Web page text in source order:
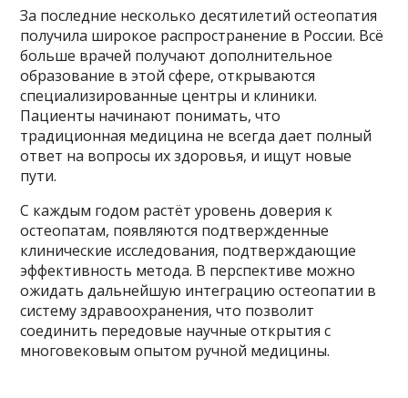
За последние несколько десятилетий остеопатия
получила широкое распространение в России. Всё
больше врачей получают дополнительное
образование в этой сфере, открываются
специализированные центры и клиники.
Пациенты начинают понимать, что
традиционная медицина не всегда дает полный
ответ на вопросы их здоровья, и ищут новые
пути.
С каждым годом растёт уровень доверия к
остеопатам, появляются подтвержденные
клинические исследования, подтверждающие
эффективность метода. В перспективе можно
ожидать дальнейшую интеграцию остеопатии в
систему здравоохранения, что позволит
соединить передовые научные открытия с
многовековым опытом ручной медицины.